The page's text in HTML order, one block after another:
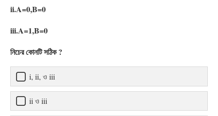
ii.A=0,B=0
iii.A=1,B=0
নিচের কোনটি সঠিক ?
i, ii, ও iii
ii ও iii